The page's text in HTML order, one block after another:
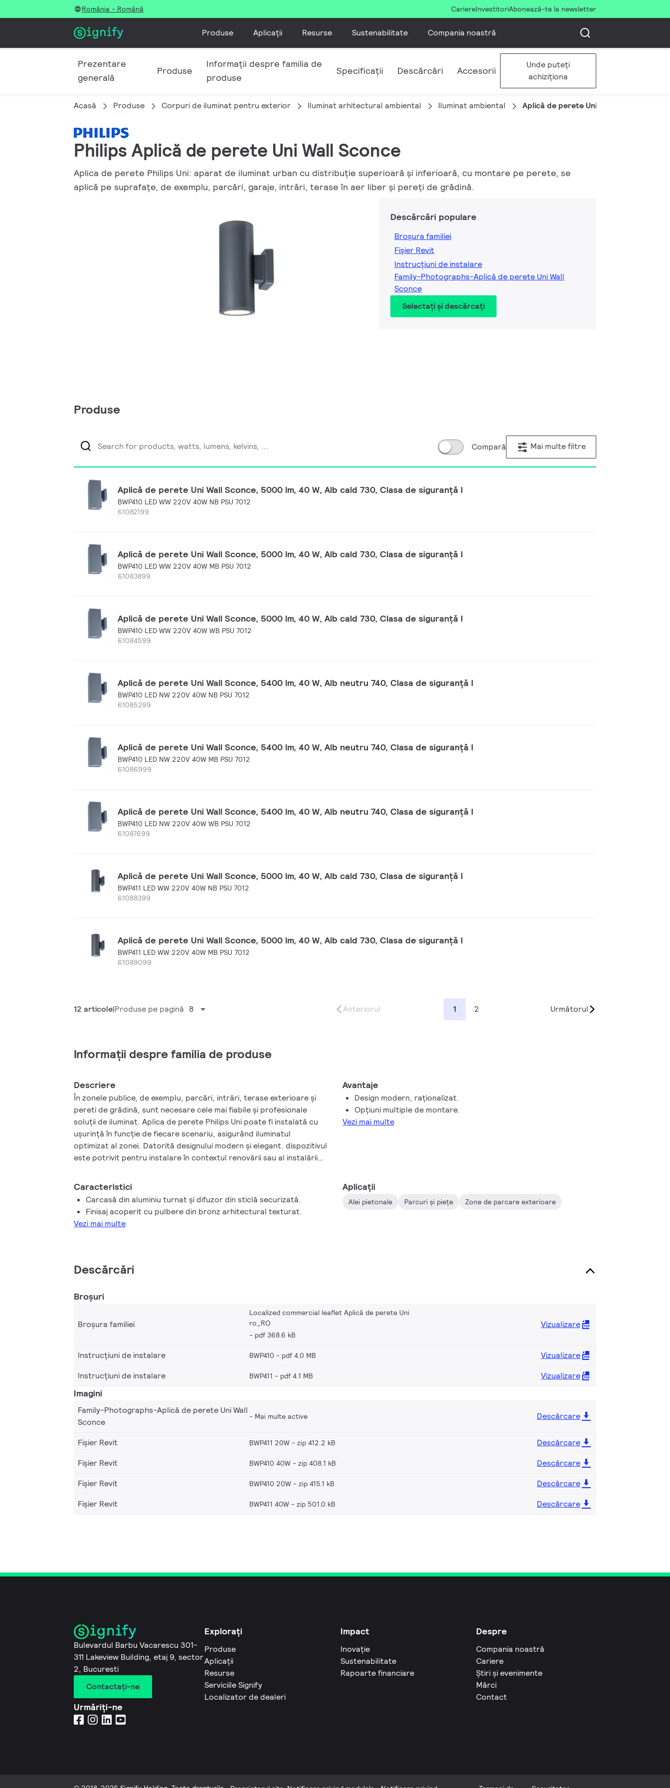
România - Română CariereInvestitoriAbonează-te la newsletter
Produse Aplicații Resurse Sustenabilitate Compania noastră
Prezentare
generală
Produse
Informații despre familia de
produse
Specificații Descărcări Accesorii
Unde puteți
achiziționa
Acasă Produse Corpuri de iluminat pentru exterior Iluminat arhitectural ambiental Iluminat ambiental Aplică de perete Uni Wall Sconce
Philips Aplică de perete Uni Wall Sconce
Aplica de perete Philips Uni: aparat de iluminat urban cu distribuție superioară și inferioară, cu montare pe perete, se
aplică pe suprafațe, de exemplu, parcări, garaje, intrări, terase în aer liber și pereți de grădină.
Descărcări populare
Broșura familiei
Fișier Revit
Instrucțiuni de instalare
Family-Photographs-Aplică de perete Uni Wall
Sconce
Selectați și descărcați
Produse
Compară Mai multe filtre
Aplică de perete Uni Wall Sconce, 5000 lm, 40 W, Alb cald 730, Clasa de siguranță I
BWP410 LED WW 220V 40W NB PSU 7012
61082199
Aplică de perete Uni Wall Sconce, 5000 lm, 40 W, Alb cald 730, Clasa de siguranță I
BWP410 LED WW 220V 40W MB PSU 7012
61083899
Aplică de perete Uni Wall Sconce, 5000 lm, 40 W, Alb cald 730, Clasa de siguranță I
BWP410 LED WW 220V 40W WB PSU 7012
61084599
Aplică de perete Uni Wall Sconce, 5400 lm, 40 W, Alb neutru 740, Clasa de siguranță I
BWP410 LED NW 220V 40W NB PSU 7012
61085299
Aplică de perete Uni Wall Sconce, 5400 lm, 40 W, Alb neutru 740, Clasa de siguranță I
BWP410 LED NW 220V 40W MB PSU 7012
61086999
Aplică de perete Uni Wall Sconce, 5400 lm, 40 W, Alb neutru 740, Clasa de siguranță I
BWP410 LED NW 220V 40W WB PSU 7012
61087699
Aplică de perete Uni Wall Sconce, 5000 lm, 40 W, Alb cald 730, Clasa de siguranță I
BWP411 LED WW 220V 40W NB PSU 7012
61088399
Aplică de perete Uni Wall Sconce, 5000 lm, 40 W, Alb cald 730, Clasa de siguranță I
BWP411 LED WW 220V 40W MB PSU 7012
61089099
12 articole Produse pe pagină 8 Anteriorul 1 2 Următorul
Informații despre familia de produse
Descriere
În zonele publice, de exemplu, parcări, intrări, terase exterioare și
pereti de grădină, sunt necesare cele mai fiabile și profesionale
soluții de iluminat. Aplica de perete Philips Uni poate fi instalată cu
ușurință în funcție de fiecare scenariu, asigurând iluminatul
optimizat al zonei. Datorită designului modern și elegant. dispozitivul
este potrivit pentru instalare în contextul renovării sau al instalării
extraordinară și nu numai. La fel ca alte game de produse Philips,
Philips, cu un raport preț/calitate bun. Prin urmare, aplica de perete
Philips Uni oferă o altă opțiune accesibilă, eficientă energetic și
stabilă în gama existentă de aplice cu montaj pe perete.
Avantaje
Design modern, raționalizat.
Opțiuni multiple de montare.
Vezi mai multe
Caracteristici
Carcasă din aluminiu turnat și difuzor din sticlă securizată.
Finisaj acoperit cu pulbere din bronz arhitectural texturat.
Vezi mai multe
Aplicații
Alei pietonale Parcuri și piețe Zone de parcare exterioare
Descărcări
Broșuri
Broșura familiei
Localized commercial leaflet Aplică de perete Uni
ro_RO
pdf 368.6 kB
Vizualizare
Instrucțiuni de instalare BWP410 pdf 4.0 MB
Vizualizare
Instrucțiuni de instalare
BWP411 pdf 4.1 MB Vizualizare
Imagini
Family-Photographs-Aplică de perete Uni Wall
Sconce
Mai multe active Descărcare
Fișier Revit BWP411 20W zip 412.2 kB
Descărcare
Fișier Revit
BWP410 40W zip 408.1 kB
Descărcare
Fișier Revit
BWP410 20W zip 415.1 kB
Descărcare
Fișier Revit
BWP411 40W zip 501.0 kB Descărcare
Bulevardul Barbu Vacarescu 301-
311 Lakeview Building, etaj 9, sector
2, Bucuresti
Contactaţi-ne
Urmăriți-ne
Explorați
Produse
Aplicații
Resurse
Serviciile Signify
Localizator de dealeri
Impact
Inovație
Sustenabilitate
Rapoarte financiare
Despre
Compania noastră
Cariere
Știri și evenimente
Mărci
Contact